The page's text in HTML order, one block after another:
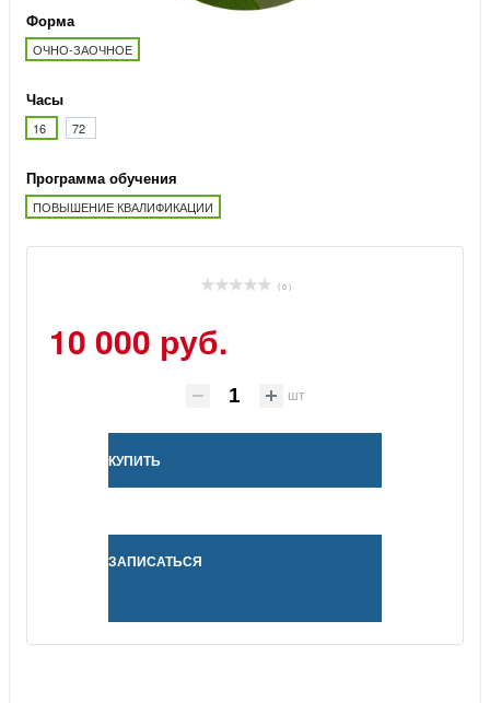
Форма
ОЧНО-ЗАОЧНОЕ
Часы
16 72
Программа обучения
ПОВЫШЕНИЕ КВАЛИФИКАЦИИ
( 0 )
10 000 руб.
шт
КУПИТЬ
ЗАПИСАТЬСЯ